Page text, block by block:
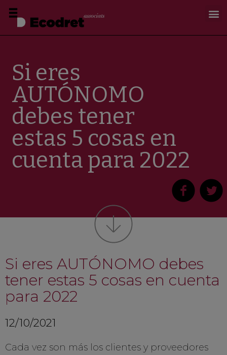
Si eres
AUTÓNOMO
debes tener
estas 5 cosas en
cuenta para 2022
Si eres AUTÓNOMO debes
tener estas 5 cosas en cuenta
para 2022
12/10/2021
Cada vez son más los clientes y proveedores